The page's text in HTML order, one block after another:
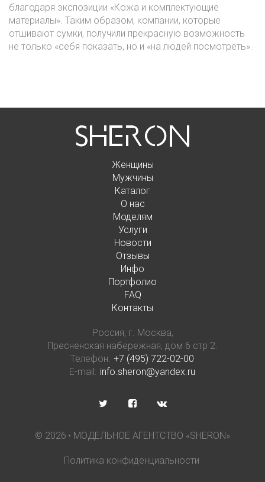
благодаря экспозиции «Кожа и комплектующие
материалы». Таким образом, компании, которые
отшивают сумки, получили прекрасную возможность
не только «себя показать, но и «на людей посмотреть».
Женщины
Мужчины
Каталог
О нас
Моделям
Услуги
Новости
Отзывы
Инфо
Портфолио
FAQ
Контакты
Россия, г. Москва,
Пресненская набережная, дом 6 стр 2.
Телефон: +7 (495) 722-02-00
E-mail: info.sheron@yandex.ru
© 2026 • МОДЕЛЬНОЕ АГЕНТСТВО «SHERON»
Политика конфиденциальности